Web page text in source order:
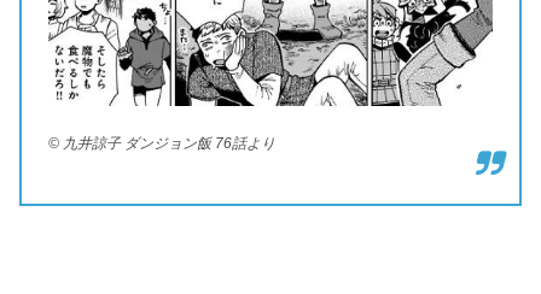
© 九井諒子 ダンジョン飯 76話より